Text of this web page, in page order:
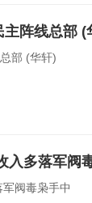
阵线总部 (
部 (华轩)
入多落军阀
阀毒枭手中